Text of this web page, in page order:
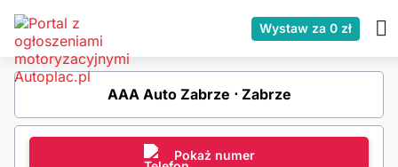
Wystaw za 0 zł
AAA Auto Zabrze ⋅ Zabrze
Pokaż numer